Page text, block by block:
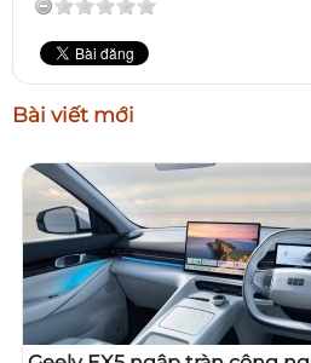
Bài viết mới